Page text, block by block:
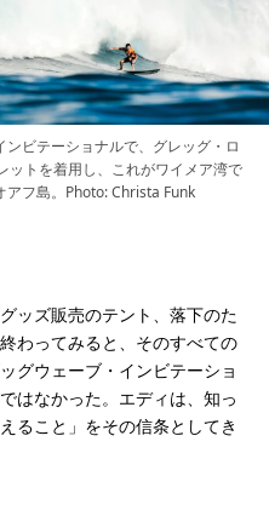
ビテーショナルで、グレッグ・ロ
ットを着用し、これがワイメア湾で
アフ島。Photo: Christa Funk
ッズ販売のテント、落下のた
わってみると、そのすべての
グウェーブ・インビテーショ
はなかった。エディは、知っ
ること」をその信条としてき